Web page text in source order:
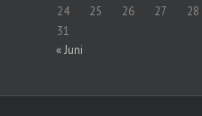
24
25 26 27 28
31
« Juni